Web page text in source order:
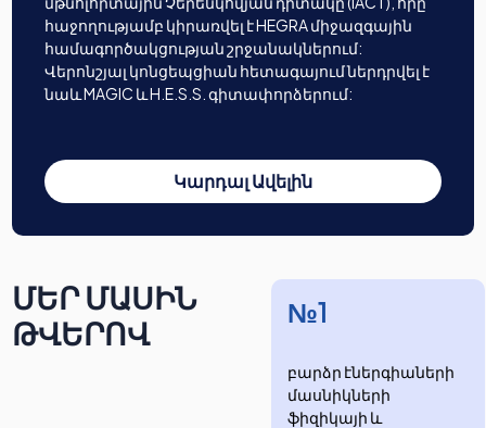
հաջողությամբ կիրառվել է HEGRA միջազգային
համագործակցության շրջանակներում:
Վերոնշյալ կոնցեպցիան հետագայում ներդրվել է
նաև MAGIC և H.E.S.S. գիտափորձերում:
Կարդալ Ավելին
ՄԵՐ ՄԱՍԻՆ
ԹՎԵՐՈՎ
№1
բարձր էներգիաների
մասնիկների
ֆիզիկայի և